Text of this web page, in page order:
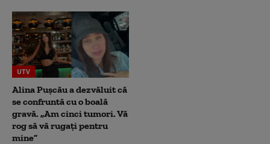
UTV
Alina Pușcău a dezvăluit că
se confruntă cu o boală
gravă. „Am cinci tumori. Vă
rog să vă rugați pentru
mine”